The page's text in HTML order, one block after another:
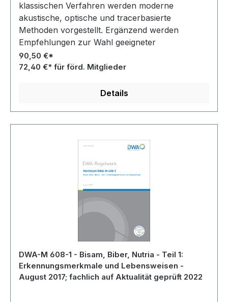
klassischen Verfahren werden moderne
akustische, optische und tracerbasierte
Methoden vorgestellt. Ergänzend werden
Empfehlungen zur Wahl geeigneter
Messmethoden, zur Auswahl von Messstellen,
zur Qualitätssicherung sowie zur Auswertung
90,50 €*
72,40 €* für förd. Mitglieder
Details
DWA-M 608-1 - Bisam, Biber, Nutria - Teil 1:
Erkennungsmerkmale und Lebensweisen -
August 2017; fachlich auf Aktualität geprüft 2022